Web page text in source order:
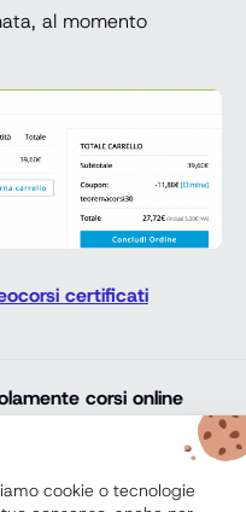
al momento
certificati
corsi online
online, lauree e master
attestato finale
del lavoro. Trova
cookie o tecnologie